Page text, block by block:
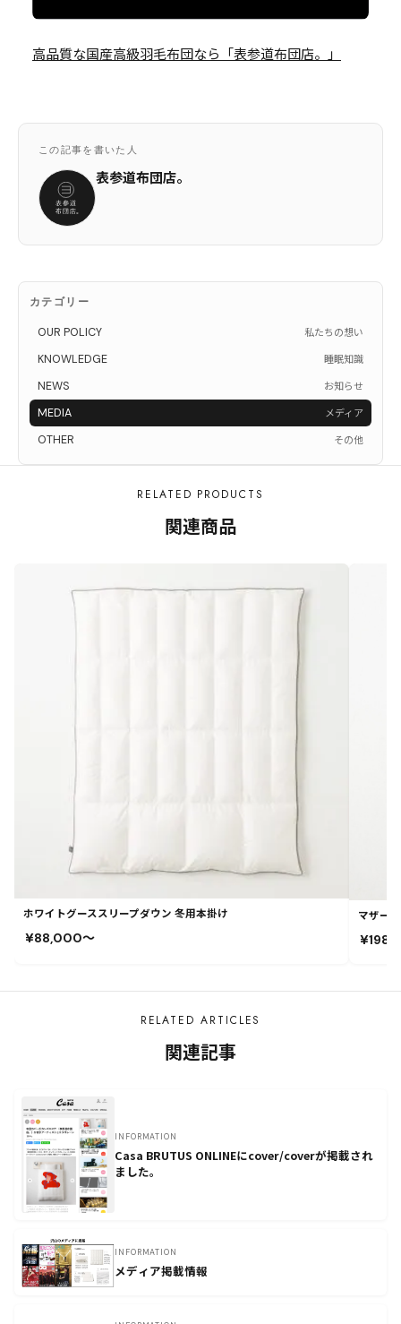
高品質な国産高級羽毛布団なら「表参道布団店。」
この記事を書いた人
表参道布団店。
カテゴリー
OUR POLICY 私たちの想い
KNOWLEDGE 睡眠知識
NEWS お知らせ
MEDIA メディア
OTHER その他
RELATED PRODUCTS
関連商品
ホワイトグーススリープダウン 冬用本掛け
¥88,000〜
マザー
RELATED ARTICLES
関連記事
INFORMATION
Casa BRUTUS ONLINEにcover/coverが掲載され
ました。
INFORMATION
メディア掲載情報